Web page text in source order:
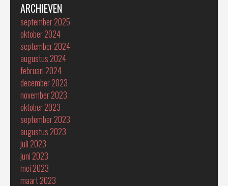
ARCHIEVEN
september 2025
oktober 2024
september 2024
augustus 2024
februari 2024
december 2023
november 2023
oktober 2023
september 2023
augustus 2023
juli 2023
juni 2023
mei 2023
maart 2023